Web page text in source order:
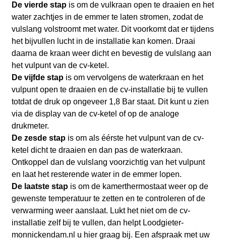
De vierde stapis om de vulkraan open te draaien en het
water zachtjes in de emmer te laten stromen, zodat de
vulslang volstroomt met water. Dit voorkomt dat er tijdens
het bijvullen lucht in de installatie kan komen. Draai
daarna de kraan weer dicht en bevestig de vulslang aan
het vulpunt van de cv-ketel.
De vijfde stapis om vervolgens de waterkraan en het
vulpunt open te draaien en de cv-installatie bij te vullen
totdat de druk op ongeveer 1,8 Bar staat. Dit kunt u zien
via de display van de cv-ketel of op de analoge
drukmeter.
De zesde stapis om als éérste het vulpunt van de cv-
ketel dicht te draaien en dan pas de waterkraan.
Ontkoppel dan de vulslang voorzichtig van het vulpunt
en laat het resterende water in de emmer lopen.
De laatste stapis om de kamerthermostaat weer op de
gewenste temperatuur te zetten en te controleren of de
verwarming weer aanslaat. Lukt het niet om de cv-
installatie zelf bij te vullen, dan helpt Loodgieter-
monnickendam.nl u hier graag bij. Een afspraak met uw